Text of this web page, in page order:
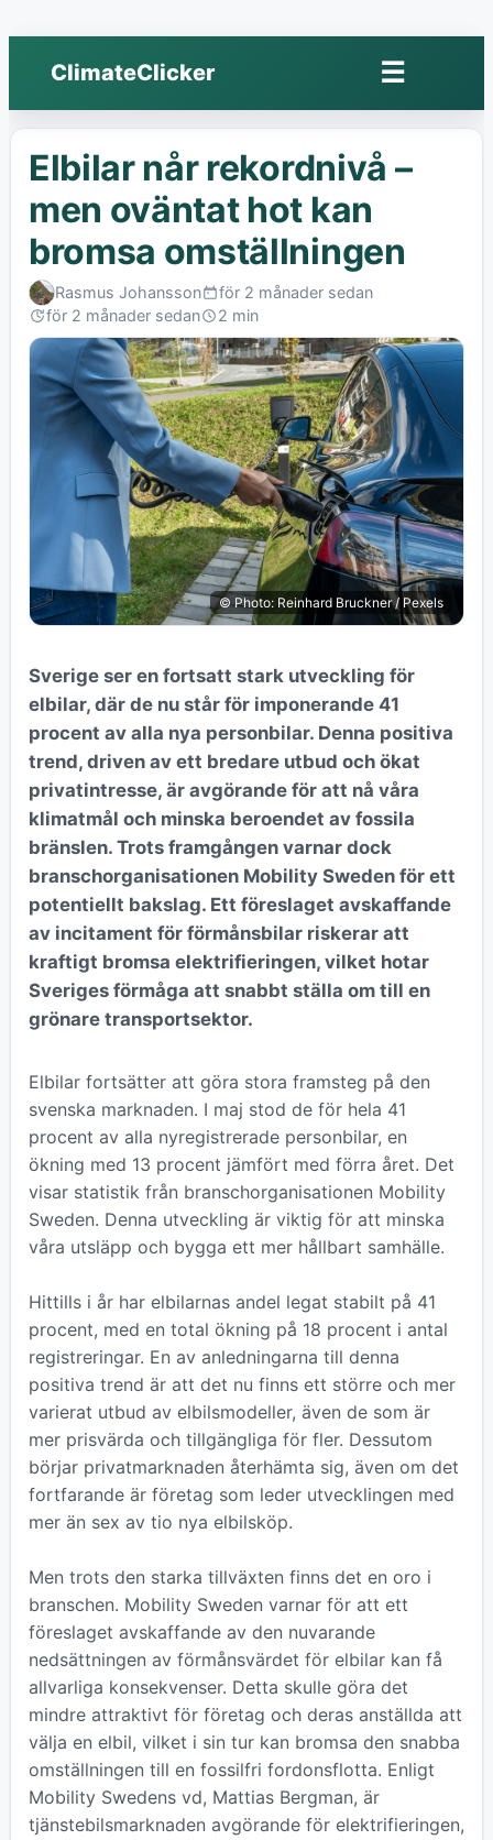
ClimateClicker ☰Öppna
meny
Elbilar når rekordnivå –
men oväntat hot kan
bromsa omställningen
Rasmus JohanssonPublished:
för 2 månader sedan
Last
edited:
för 2 månader sedanRead:2 min
© Photo: Reinhard Bruckner / Pexels
Sverige ser en fortsatt stark utveckling för
elbilar, där de nu står för imponerande 41
procent av alla nya personbilar. Denna positiva
trend, driven av ett bredare utbud och ökat
privatintresse, är avgörande för att nå våra
klimatmål och minska beroendet av fossila
bränslen. Trots framgången varnar dock
branschorganisationen Mobility Sweden för ett
potentiellt bakslag. Ett föreslaget avskaffande
av incitament för förmånsbilar riskerar att
kraftigt bromsa elektrifieringen, vilket hotar
Sveriges förmåga att snabbt ställa om till en
grönare transportsektor.
Elbilar fortsätter att göra stora framsteg på den
svenska marknaden. I maj stod de för hela 41
procent av alla nyregistrerade personbilar, en
ökning med 13 procent jämfört med förra året. Det
visar statistik från branschorganisationen Mobility
Sweden. Denna utveckling är viktig för att minska
våra utsläpp och bygga ett mer hållbart samhälle.
Hittills i år har elbilarnas andel legat stabilt på 41
procent, med en total ökning på 18 procent i antal
registreringar. En av anledningarna till denna
positiva trend är att det nu finns ett större och mer
varierat utbud av elbilsmodeller, även de som är
mer prisvärda och tillgängliga för fler. Dessutom
börjar privatmarknaden återhämta sig, även om det
fortfarande är företag som leder utvecklingen med
mer än sex av tio nya elbilsköp.
Men trots den starka tillväxten finns det en oro i
branschen. Mobility Sweden varnar för att ett
föreslaget avskaffande av den nuvarande
nedsättningen av förmånsvärdet för elbilar kan få
allvarliga konsekvenser. Detta skulle göra det
mindre attraktivt för företag och deras anställda att
välja en elbil, vilket i sin tur kan bromsa den snabba
omställningen till en fossilfri fordonsflotta. Enligt
Mobility Swedens vd, Mattias Bergman, är
tjänstebilsmarknaden avgörande för elektrifieringen,